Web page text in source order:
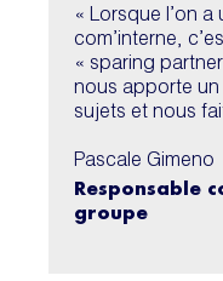
« Lorsque l’on
com’interne,
« sparing
nous apporte
sujets et nous
Pascale Gimeno
Responsable
groupe